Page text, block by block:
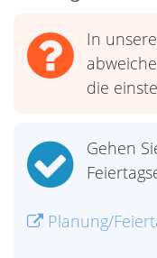
In
die
Gehen
Planung/